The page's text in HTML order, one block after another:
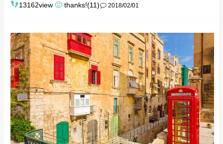
13162view thanks!(11) 2018/02/01